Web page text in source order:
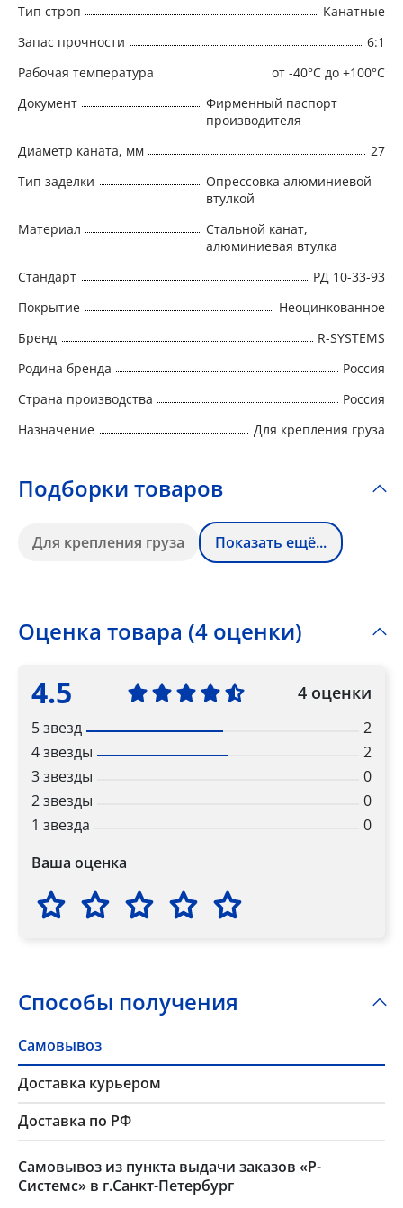
Тип строп
Канатные
Запас прочности
6:1
Рабочая температура
от -40°C до +100°C
Документ
Фирменный паспорт
производителя
Диаметр каната, мм
27
Тип заделки
Опрессовка алюминиевой
втулкой
Материал
Стальной канат,
алюминиевая втулка
Стандарт
РД 10-33-93
Покрытие
Неоцинкованное
Бренд
R-SYSTEMS
Родина бренда
Россия
Страна производства
Россия
Назначение
Для крепления груза
Подборки товаров
Для крепления груза Показать ещё...
Оценка товара (4 оценки)
4.5 4 оценки
5 звезд
2
4 звезды
2
3 звезды
0
2 звезды
0
1 звезда
0
Ваша оценка
Способы получения
Самовывоз
Доставка курьером
Доставка по РФ
Самовывоз из пункта выдачи заказов «Р-
Системс» в г.Санкт-Петербург